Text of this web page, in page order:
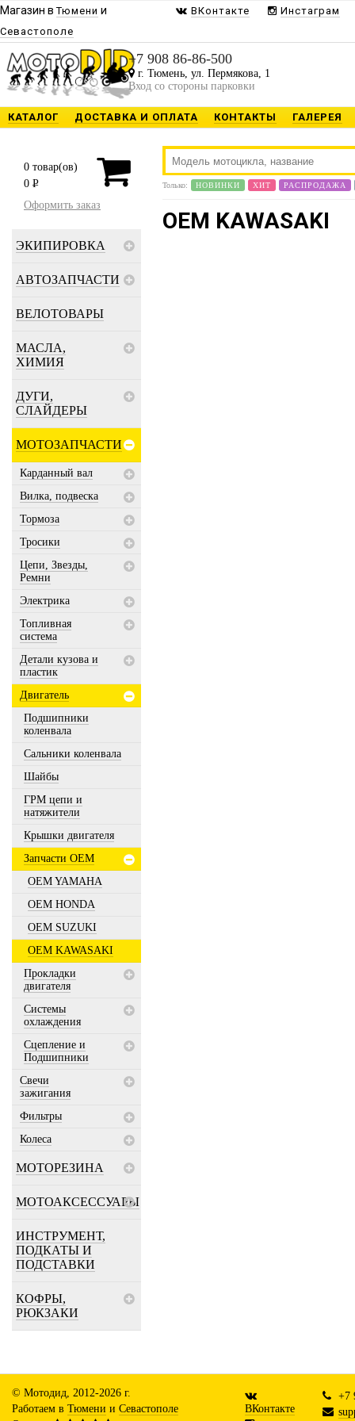
Магазин вТюмени и
Севастополе
ВКонтакте Инстаграм
+7 908 86-86-500
г. Тюмень, ул. Пермякова, 1
Вход со стороны парковки
КАТАЛОГ ДОСТАВКА И ОПЛАТА КОНТАКТЫ ГАЛЕРЕЯ
0 товар(ов)
0 P
Оформить заказ
ЭКИПИРОВКА
АВТОЗАПЧАСТИ
ВЕЛОТОВАРЫ
МАСЛА,
ХИМИЯ
ДУГИ,
СЛАЙДЕРЫ
МОТОЗАПЧАСТИ
Карданный вал
Вилка, подвеска
Тормоза
Тросики
Цепи, Звезды,
Ремни
Электрика
Топливная
система
Детали кузова и
пластик
Двигатель
Подшипники
коленвала
Сальники коленвала
Шайбы
ГРМ цепи и
натяжители
Крышки двигателя
Запчасти OEM
OEM YAMAHA
OEM HONDA
OEM SUZUKI
OEM KAWASAKI
Прокладки
двигателя
Системы
охлаждения
Сцепление и
Подшипники
Свечи
зажигания
Фильтры
Колеса
МОТОРЕЗИНА
МОТОАКСЕССУАРЫ
ИНСТРУМЕНТ,
ПОДКАТЫ И
ПОДСТАВКИ
КОФРЫ,
РЮКЗАКИ
Только: НОВИНКИ ХИТ РАСПРОДАЖА
OEM KAWASAKI
© Мотодид, 2012-2026 г.
Работаем в Тюмени и Севастополе
ВКонтакте
+7